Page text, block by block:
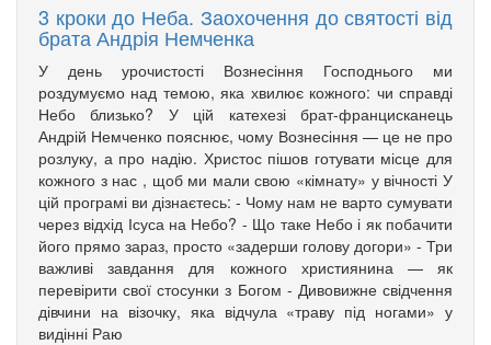
3 кроки до Неба. Заохочення до святості від
брата Андрія Немченка
У день урочистості Вознесіння Господнього ми
роздумуємо над темою, яка хвилює кожного: чи справді
Небо близько? У цій катехезі брат-францисканець
Андрій Немченко пояснює, чому Вознесіння — це не про
розлуку, а про надію. Христос пішов готувати місце для
кожного з нас , щоб ми мали свою «кімнату» у вічності У
цій програмі ви дізнаєтесь: - Чому нам не варто сумувати
через відхід Ісуса на Небо? - Що таке Небо і як побачити
його прямо зараз, просто «задерши голову догори» - Три
важливі завдання для кожного християнина — як
перевірити свої стосунки з Богом - Дивовижне свідчення
дівчини на візочку, яка відчула «траву під ногами» у
видінні Раю